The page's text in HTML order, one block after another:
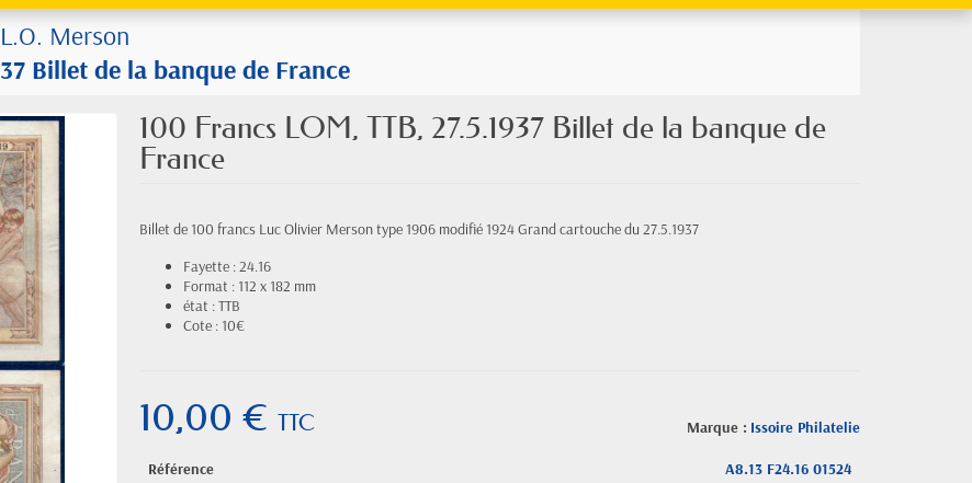
Merson
Billet de la banque de France
100 Francs LOM, TTB, 27.5.1937 Billet de la banque de
France
Billet de 100 francs Luc Olivier Merson type 1906 modifié 1924 Grand cartouche du 27.5.1937
Fayette : 24.16
Format : 112 x 182 mm
état : TTB
Cote : 10€
Marque : Issoire Philatelie
10,00 €TTC
Référence A8.13 F24.16 01524